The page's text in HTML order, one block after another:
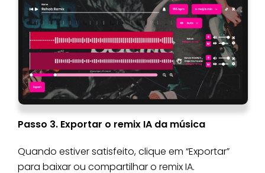
Passo 3. Exportar o remix IA da música
Quando estiver satisfeito, clique em “Exportar”
para baixar ou compartilhar o remix IA.